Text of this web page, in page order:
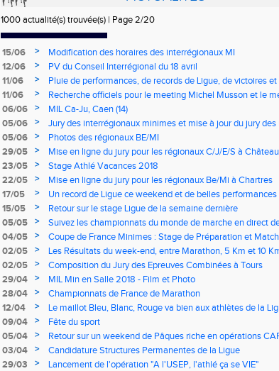
1000 actualité(s) trouvée(s) | Page 2/20
15/06 >
Modification des horaires des interrégionaux MI
12/06
>
PV du Conseil Interrégional du 18 avril
11/06
>
Pluie de performances, de records de Ligue, de victoires
ce weekend!
11/06 >
Recherche officiels pour le meeting Michel Musson et le
sélection Ca/Ju
06/06 >
MIL Ca-Ju, Caen (14)
05/06
>
Jury des interrégionaux minimes et mise à jour du jury des
C/J/E/S
05/06 >
Photos des régionaux BE/MI
29/05
>
Mise en ligne du jury pour les régionaux C/J/E/S à
23/05
>
Stage Athlé Vacances 2018
22/05
>
Mise en ligne du jury pour les régionaux Be/Mi à Chartres
17/05
>
Un record de Ligue ce weekend et de belles performances
Régionaux d'Epreuves Combinées à Tours !
15/05 >
Retour sur le stage Ligue de la semaine dernière
05/05
>
Suivez les championnats du monde de marche en direct
04/05
>
Coupe de France Minimes : Stage de Préparation et Match
02/05
>
Les Résultats du week-end, entre Marathon, 5 Km et 10
02/05
>
Composition du Jury des Epreuves Combinées à Tours
29/04
>
MIL Min en Salle 2018 - Film et Photo
28/04
>
Championnats de France de Marathon️
12/04
>
Le maillot Bleu, Blanc, Rouge va bien aux athlètes de la
09/04
>
Fête du sport
05/04
>
Retour sur un weekend de Pâques riche en opérations
03/04
>
Candidature Structures Permanentes de la Ligue
29/03
>
Lancement de l'opération "A l'USEP, l'athlé ça se VIE"